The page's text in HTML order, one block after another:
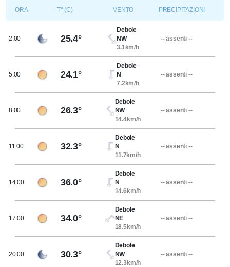
ORA T° (C) VENTO PRECIPITAZIONI
2.00 25.4°
Debole
NW
3.1km/h
-- assenti --
5.00 24.1°
Debole
N
7.2km/h
-- assenti --
8.00 26.3°
Debole
NW
14.4km/h
-- assenti --
11.00 32.3°
Debole
N
11.7km/h
-- assenti --
14.00 36.0°
Debole
N
14.6km/h
-- assenti --
17.00 34.0°
Debole
NE
18.5km/h
-- assenti --
20.00 30.3°
Debole
NW
12.3km/h
-- assenti --